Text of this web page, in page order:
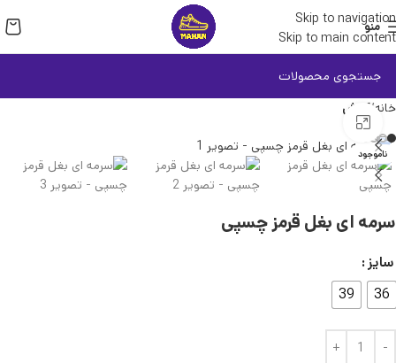
Skip to navigation
Skip to main content
منو
خانه کفش
ناموجود
سرمه ای بغل قرمز چسپی
سایز
36
39